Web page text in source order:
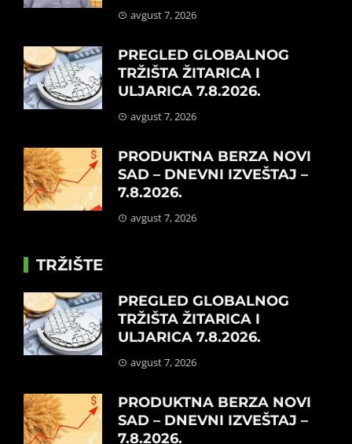
avgust 7, 2026
PREGLED GLOBALNOG
TRŽIŠTA ŽITARICA I
ULJARICA 7.8.2026.
avgust 7, 2026
PRODUKTNA BERZA NOVI
SAD – DNEVNI IZVEŠTAJ –
7.8.2026.
avgust 7, 2026
TRŽIŠTE
PREGLED GLOBALNOG
TRŽIŠTA ŽITARICA I
ULJARICA 7.8.2026.
avgust 7, 2026
PRODUKTNA BERZA NOVI
SAD – DNEVNI IZVEŠTAJ –
7.8.2026.